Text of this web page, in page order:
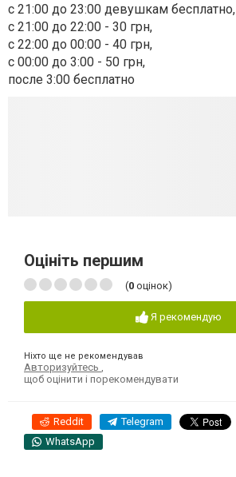
с 21:00 до 23:00 девушкам бесплатно,
с 21:00 до 22:00 - 30 грн,
с 22:00 до 00:00 - 40 грн,
с 00:00 до 3:00 - 50 грн,
после 3:00 бесплатно
Оцініть першим
(0 оцінок)
Я рекомендую
Ніхто ще не рекомендував
Авторизуйтесь ,
щоб оцінити і порекомендувати
Reddit Telegram
WhatsApp